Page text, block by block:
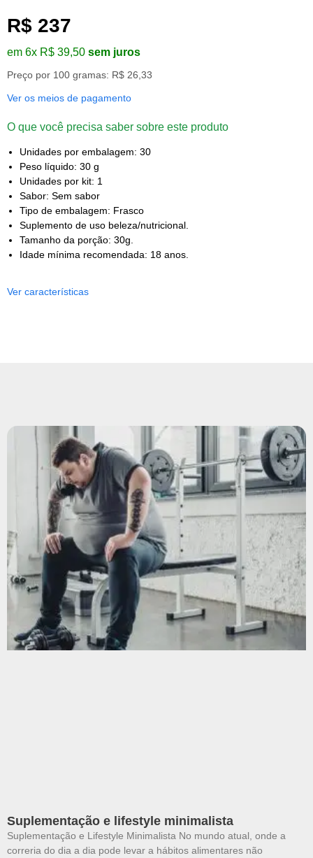
R$ 237
em 6x R$ 39,50 sem juros
Preço por 100 gramas: R$ 26,33
Ver os meios de pagamento
O que você precisa saber sobre este produto
Unidades por embalagem: 30
Peso líquido: 30 g
Unidades por kit: 1
Sabor: Sem sabor
Tipo de embalagem: Frasco
Suplemento de uso beleza/nutricional.
Tamanho da porção: 30g.
Idade mínima recomendada: 18 anos.
Ver características
Suplementação e lifestyle minimalista
Suplementação e Lifestyle Minimalista No mundo atual, onde a
correria do dia a dia pode levar a hábitos alimentares não